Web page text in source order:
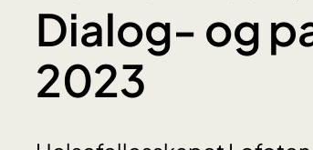
Dialog- og
2023